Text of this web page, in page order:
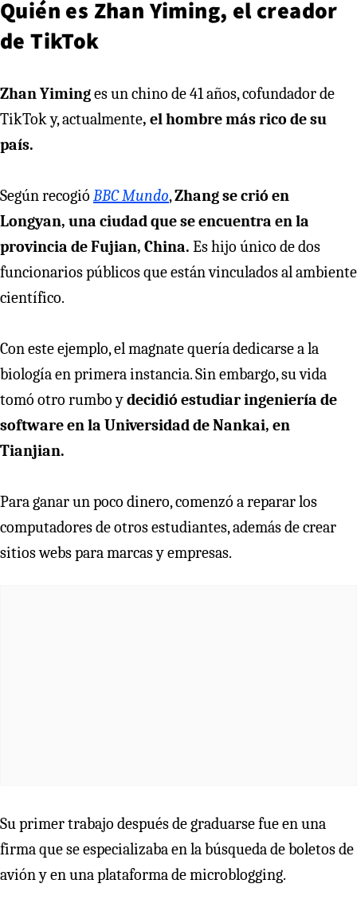
Quién es Zhan Yiming, el creador
de TikTok
Zhan Yiminges un chino de 41 años, cofundador de
TikTok y, actualmente, el hombre más rico de su
país.
Según recogió BBC Mundo,Zhang se crió en
Longyan, una ciudad que se encuentra en la
provincia de Fujian, China. Es hijo único de dos
funcionarios públicos que están vinculados al ambiente
científico.
Con este ejemplo, el magnate quería dedicarse a la
biología en primera instancia. Sin embargo, su vida
tomó otro rumbo ydecidió estudiar ingeniería de
software en la Universidad de Nankai, en
Tianjian.
Para ganar un poco dinero, comenzó a reparar los
computadores de otros estudiantes, además de crear
sitios webs para marcas y empresas.
Su primer trabajo después de graduarse fue en una
firma que se especializaba en la búsqueda de boletos de
avión y en una plataforma de microblogging.